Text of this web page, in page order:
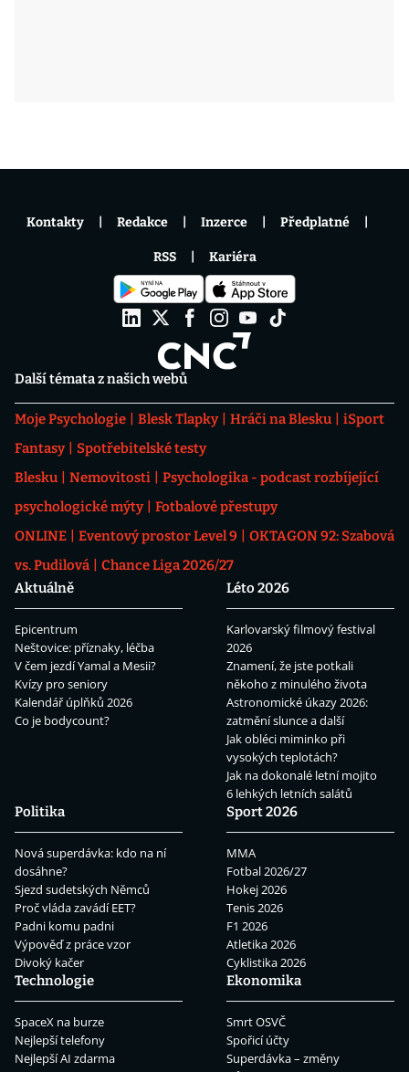
Další témata z našich webů
Moje Psychologie Blesk Tlapky Hráči na Blesku
iSport
Fantasy
Spotřebitelské testy
Blesku
Nemovitosti
Psychologika - podcast rozbíjející
psychologické mýty
Fotbalové přestupy
ONLINE
Eventový prostor Level 9
OKTAGON 92: Szabová
vs. Pudilová
Chance Liga 2026/27
Aktuálně
Epicentrum
Neštovice: příznaky, léčba
V čem jezdí Yamal a Mesii?
Kvízy pro seniory
Kalendář úplňků 2026
Co je bodycount?
Léto 2026
Karlovarský filmový festival
2026
Znamení, že jste potkali
někoho z minulého života
Astronomické úkazy 2026:
zatmění slunce a další
Jak obléci miminko při
vysokých teplotách?
Jak na dokonalé letní mojito
6 lehkých letních salátů
Politika
Nová superdávka: kdo na ní
dosáhne?
Sjezd sudetských Němců
Proč vláda zavádí EET?
Padni komu padni
Výpověď z práce vzor
Divoký kačer
Sport 2026
MMA
Fotbal 2026/27
Hokej 2026
Tenis 2026
F1 2026
Atletika 2026
Cyklistika 2026
Technologie
SpaceX na burze
Nejlepší telefony
Nejlepší AI zdarma
Ekonomika
Smrt OSVČ
Spořicí účty
Superdávka – změny
Kontakty Redakce Inzerce Předplatné
RSS Kariéra